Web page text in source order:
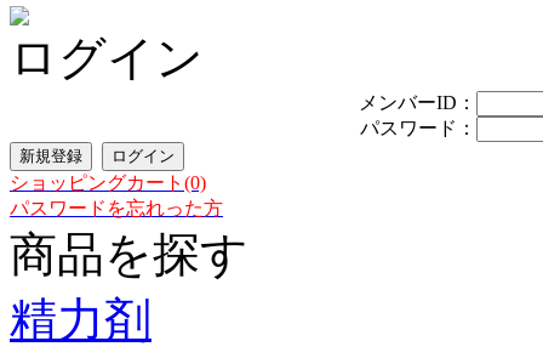
ログイン
メンバーID：
パスワード：
ショッピングカート(0)
パスワードを忘れった方
商品を探す
精力剤